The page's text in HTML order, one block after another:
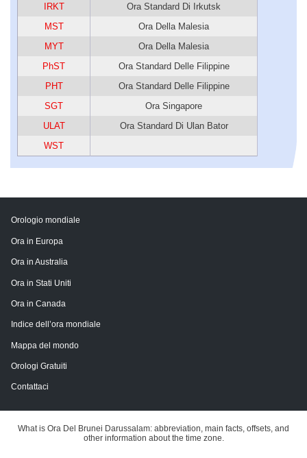
IRKT
Ora Standard Di Irkutsk
MST
Ora Della Malesia
MYT
Ora Della Malesia
PhST
Ora Standard Delle Filippine
PHT
Ora Standard Delle Filippine
SGT
Ora Singapore
ULAT
Ora Standard Di Ulan Bator
WST
Orologio mondiale
Ora in Europa
Ora in Australia
Ora in Stati Uniti
Ora in Canada
Indice dell’ora mondiale
Mappa del mondo
Orologi Gratuiti
Contattaci
What is Ora Del Brunei Darussalam: abbreviation, main facts, offsets, and
other information about the time zone.